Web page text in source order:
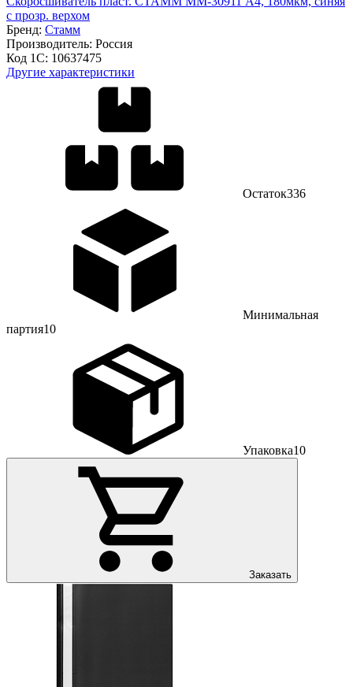
с прозр. верхом
Бренд: Стамм
Производитель: Россия
Код 1С: 10637475
Другие характеристики
Остаток336
Минимальная
партия10
Упаковка10
Заказать